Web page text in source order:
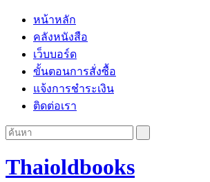
หน้าหลัก
คลังหนังสือ
เว็บบอร์ด
ขั้นตอนการสั่งซื้อ
แจ้งการชำระเงิน
ติดต่อเรา
Thaioldbooks